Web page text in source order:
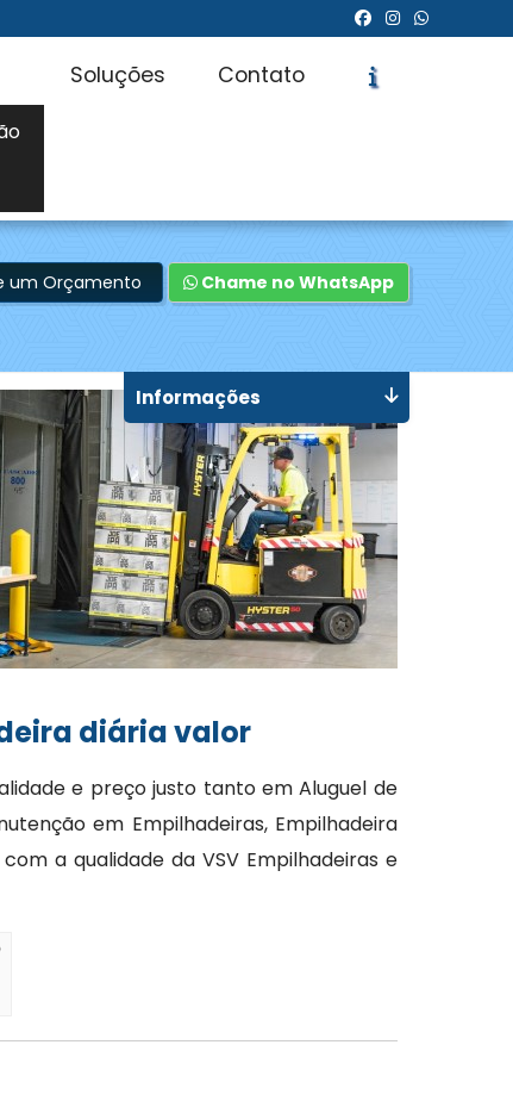
Soluções Contato
um Orçamento Chame no WhatsApp
diária valor
e preço justo tanto em Aluguel de
em Empilhadeiras, Empilhadeira
a qualidade da VSV Empilhadeiras e
Informações